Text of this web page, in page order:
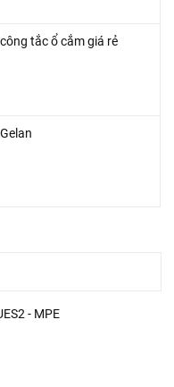
tắc ổ cắm giá rẻ
- MPE